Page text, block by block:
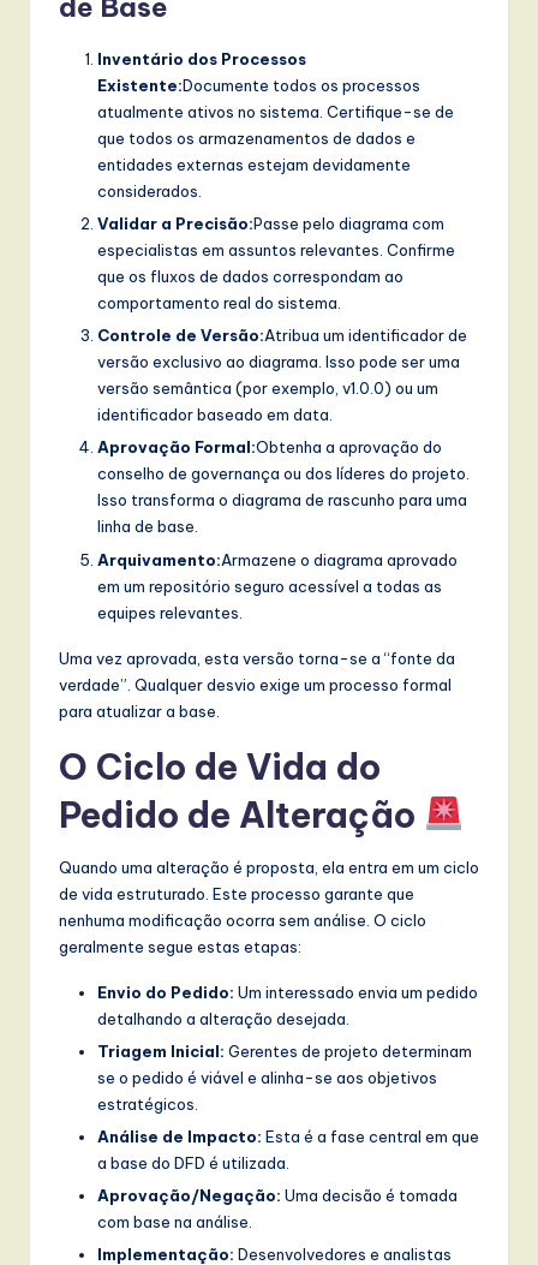
de Base
Inventário dos Processos
Existente:Documente todos os processos
atualmente ativos no sistema. Certifique-se de
que todos os armazenamentos de dados e
entidades externas estejam devidamente
considerados.
Validar a Precisão:Passe pelo diagrama com
especialistas em assuntos relevantes. Confirme
que os fluxos de dados correspondam ao
comportamento real do sistema.
Controle de Versão:Atribua um identificador de
versão exclusivo ao diagrama. Isso pode ser uma
versão semântica (por exemplo, v1.0.0) ou um
identificador baseado em data.
Aprovação Formal:Obtenha a aprovação do
conselho de governança ou dos líderes do projeto.
Isso transforma o diagrama de rascunho para uma
linha de base.
Arquivamento:Armazene o diagrama aprovado
em um repositório seguro acessível a todas as
equipes relevantes.
Uma vez aprovada, esta versão torna-se a “fonte da
verdade”. Qualquer desvio exige um processo formal
para atualizar a base.
O Ciclo de Vida do
Pedido de Alteração
Quando uma alteração é proposta, ela entra em um ciclo
de vida estruturado. Este processo garante que
nenhuma modificação ocorra sem análise. O ciclo
geralmente segue estas etapas:
Envio do Pedido: Um interessado envia um pedido
detalhando a alteração desejada.
Triagem Inicial: Gerentes de projeto determinam
se o pedido é viável e alinha-se aos objetivos
estratégicos.
Análise de Impacto: Esta é a fase central em que
a base do DFD é utilizada.
Aprovação/Negação: Uma decisão é tomada
com base na análise.
Implementação: Desenvolvedores e analistas